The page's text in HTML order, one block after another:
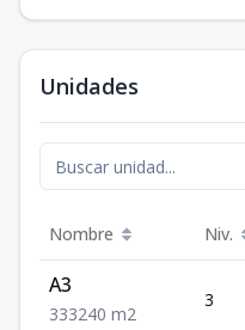
Unidades
Nombre Niv.
A3
333240 m2
3